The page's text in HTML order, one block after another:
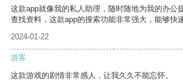
这款app就像我的私人助理，随时随地为我的办公
查找资料，这款app的搜索功能非常强大，能够快
2024-01-22
游客
这款游戏的剧情非常感人，让我久久不能忘怀。